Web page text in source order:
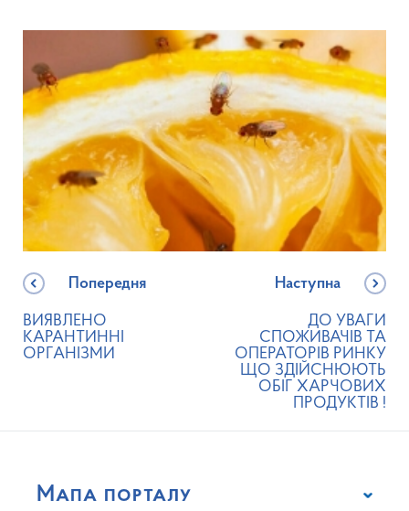
Попередня
ВИЯВЛЕНО
КАРАНТИННІ
ОРГАНІЗМИ
Наступна
ДО УВАГИ
СПОЖИВАЧІВ ТА
ОПЕРАТОРІВ РИНКУ
ЩО ЗДІЙСНЮЮТЬ
ОБІГ ХАРЧОВИХ
ПРОДУКТІВ !
Мапа порталу